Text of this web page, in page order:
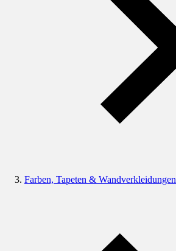
Farben, Tapeten & Wandverkleidungen